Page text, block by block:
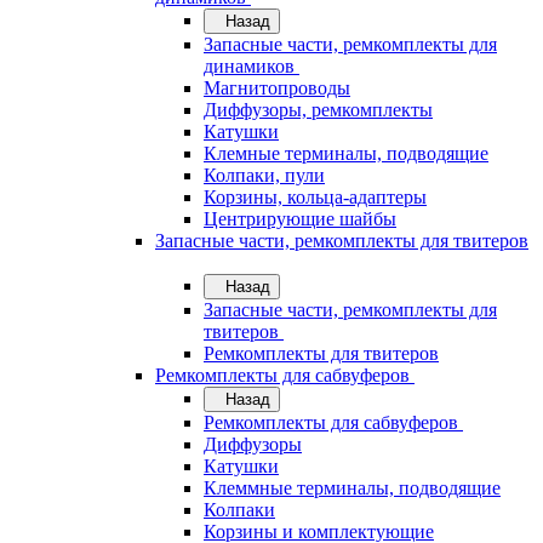
Назад
Запасные части, ремкомплекты для
динамиков
Магнитопроводы
Диффузоры, ремкомплекты
Катушки
Клемные терминалы, подводящие
Колпаки, пули
Корзины, кольца-адаптеры
Центрирующие шайбы
Запасные части, ремкомплекты для твитеров
Назад
Запасные части, ремкомплекты для
твитеров
Ремкомплекты для твитеров
Ремкомплекты для сабвуферов
Назад
Ремкомплекты для сабвуферов
Диффузоры
Катушки
Клеммные терминалы, подводящие
Колпаки
Корзины и комплектующие